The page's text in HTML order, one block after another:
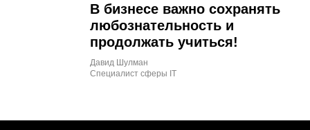
В бизнесе важно сохранять
любознательность и
продолжать учиться!
Давид Шулман
Специалист сферы IT